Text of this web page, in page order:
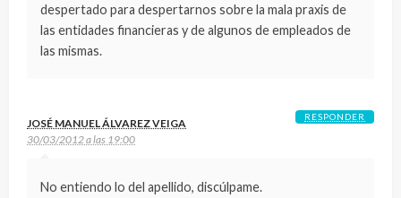
despertado para despertarnos sobre la mala praxis de
las entidades financieras y de algunos de empleados de
las mismas.
JOSÉ MANUEL ÁLVAREZ VEIGA
30/03/2012 a las 19:00
No entiendo lo del apellido, discúlpame.
RESPONDER